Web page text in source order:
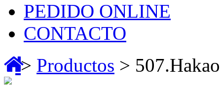
PEDIDO ONLINE
CONTACTO
> Productos >